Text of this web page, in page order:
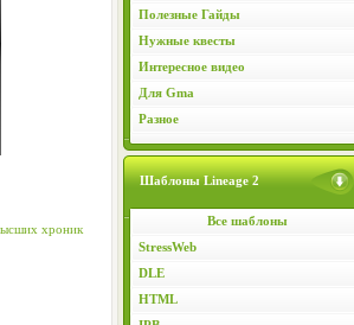
Полезные Гайды
Нужные квесты
Интересное видео
Для Gma
Разное
Шаблоны Lineage 2
Все шаблоны
StressWeb
DLE
HTML
хроник